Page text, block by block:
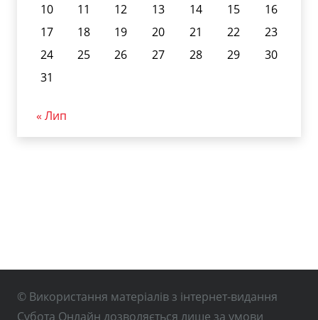
10
11 12 13 14 15
16
17
18 19 20 21 22
23
24
25 26 27 28 29
30
31
« Лип
© Використання матеріалів з інтернет-видання
Субота Онлайн дозволяється лише за умови